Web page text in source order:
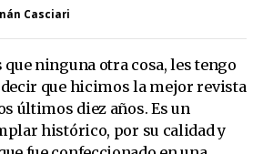
Casciari
que ninguna otra cosa, les tengo
decir que hicimos la mejor revista
últimos diez años. Es un
histórico, por su calidad y